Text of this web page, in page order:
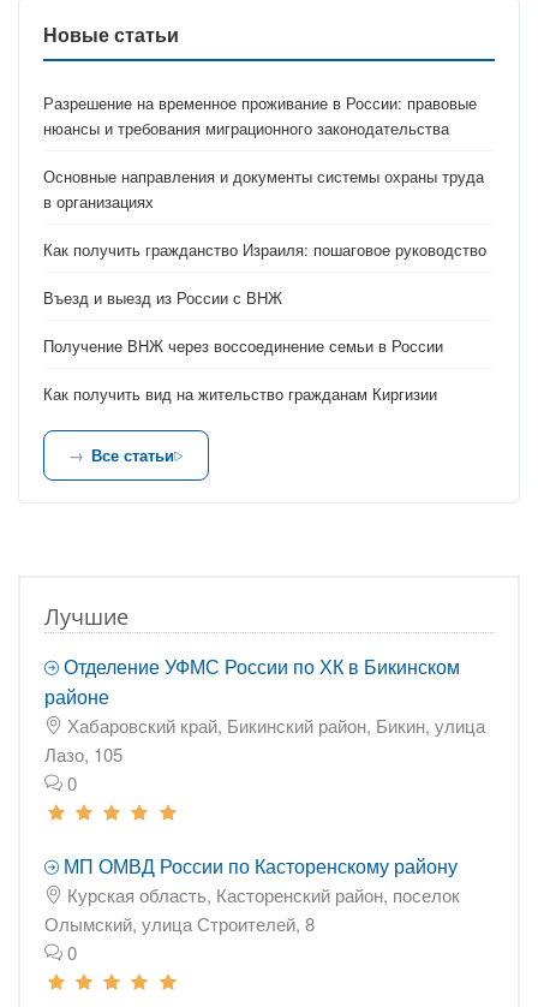
Новые статьи
Разрешение на временное проживание в России: правовые
нюансы и требования миграционного законодательства
Основные направления и документы системы охраны труда
в организациях
Как получить гражданство Израиля: пошаговое руководство
Въезд и выезд из России с ВНЖ
Получение ВНЖ через воссоединение семьи в России
Как получить вид на жительство гражданам Киргизии
Все статьи
Лучшие
Отделение УФМС России по ХК в Бикинском
районе
Хабаровский край, Бикинский район, Бикин, улица
Лазо, 105
0
МП ОМВД России по Касторенскому району
Курская область, Касторенский район, поселок
Олымский, улица Строителей, 8
0